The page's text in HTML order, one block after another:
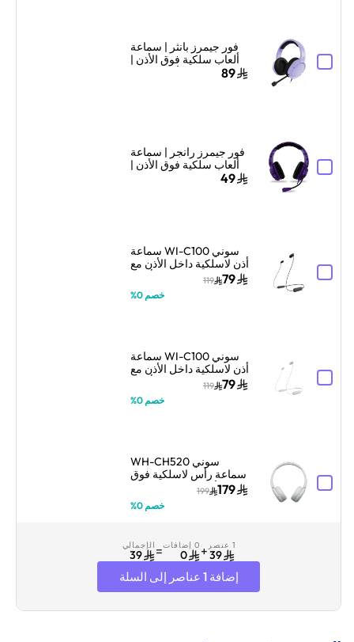
فور جيمرز بانثر | سماعة
ألعاب سلكية فوق الأذن |
تصميم فوق الأذن | لافندر
89
فور جيمرز رانجر | سماعة
ألعاب سلكية فوق الأذن |
خفيفة ومريحة | تمويه49
سوني WI-C100 سماعة
أذن لاسلكية داخل الأذن مع
ميكروفون – أسود
79
119
خصم 0%
سوني WI-C100 سماعة
أذن لاسلكية داخل الأذن مع
ميكروفون – أبيض
79
119
خصم 0%
سوني WH-CH520
سماعة رأس لاسلكية فوق
الأذن مع ميكروفون –
أبيض
179
199
خصم 0%
1 عنصر
39
+ 0 إضافات
0
= الإجمالي
39
إضافة 1 عناصر إلى السلة